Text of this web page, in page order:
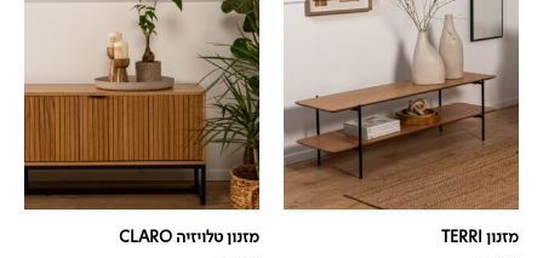
מזנון TERRI מזנון טלויזיה CLARO